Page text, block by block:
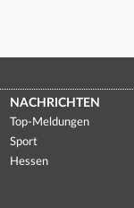
NACHRICHTEN
Top-Meldungen
Sport
Hessen